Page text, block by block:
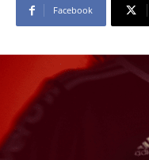
Facebook